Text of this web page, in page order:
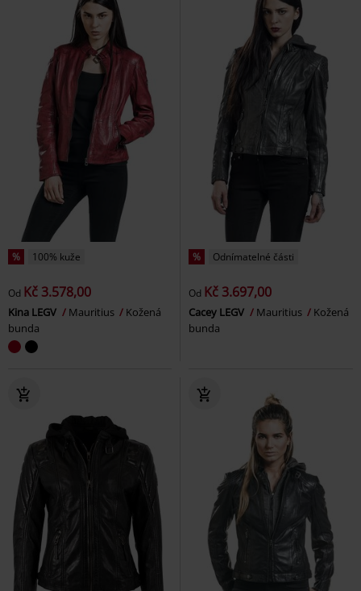
% 100% kuže
Od Kč 3.578,00
Kina LEGV Mauritius
Kožená
bunda
% Odnímatelné části
Od Kč 3.697,00
Cacey LEGV Mauritius
Kožená
bunda